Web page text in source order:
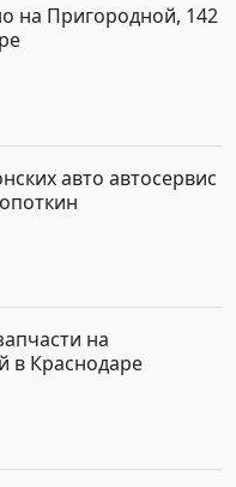
на Пригородной, 142
авто автосервис
на
в Краснодаре